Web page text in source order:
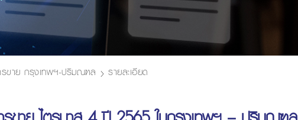
รขาย กรุงเทพฯ-ปริมณฑล รายละเอียด